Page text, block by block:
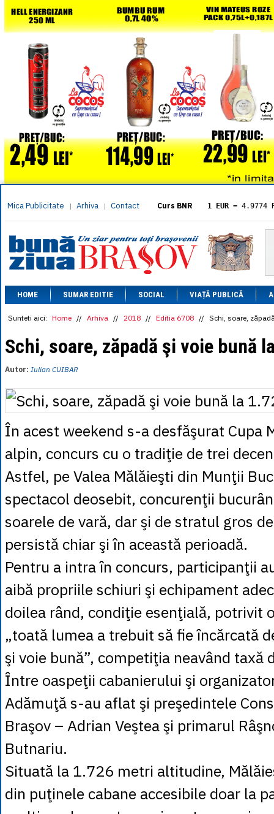
Mica Publicitate | Arhiva | Contact Curs BNR 1 EUR = 4.9774
= 5.8304
1 XAU= 464.4611
1 AED= 1.1933
1 AUD= 2.7957
1 BGN= 2.5449
1 CAD= 3.1559
1 CHF= 5.2813
1 CNY= 0.6015
1 DKK
= 0.6668
1 EGP= 0.0860
1 KRW
= 0.3047
1 MDL = 0.2538
1 MXN= 0.2227
1 NOK = 0.4191
1 NZD = 2.6097
1 PLN = 1.1646
1 RSD = 0.0425
1 RUB
= 0.0530
1 SEK = 0.4526
1 TRY
= 0.1141
1 UAH= 0.1048
1 XDR
= 5.9383
1 ZAR= 0.2318
HOME SUMAR EDITIE SOCIAL VIAȚĂ PUBLICĂ
Sunteti aici: Home // Arhiva // 2018 // Editia 6708 // Schi, soare,
Schi, soare, zăpadă şi voie bună
Autor: Iulian CUIBAR
În acest weekend s-a desfăşurat Cupa
alpin, concurs cu o tradiţie de trei
Astfel, pe Valea Mălăieşti din Munţii
spectacol deosebit, concurenţii
soarele de vară, dar şi de stratul gros
persistă chiar şi în această perioadă.
Pentru a intra în concurs, participanţii
aibă propriile schiuri şi echipament
doilea rând, condiţie esenţială, potrivit
„toată lumea a trebuit să fie încărcată
şi voie bună”, competiţia neavând taxă
Între oaspeţii cabanierului şi
Adămuţă s-au aflat şi preşedintele
Braşov – Adrian Veştea şi primarul
Butnariu.
Situată la 1.726 metri altitudine,
din puţinele cabane accesibile doar la